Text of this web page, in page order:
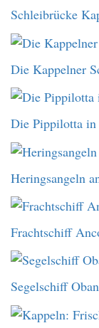
Schleibrücke
Die Kappelner
Die Pippilotta in
Heringsangeln
Frachtschiff
Segelschiff Oban